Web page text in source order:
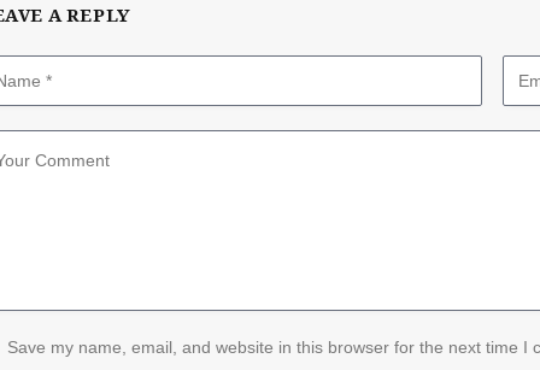
A REPLY
Save my name, email, and website in this browser for the next time I